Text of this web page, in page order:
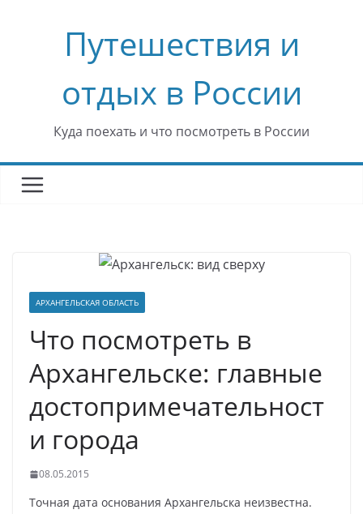
содержимомуПутешествия и
отдых в России
Куда поехать и что посмотреть в России
АРХАНГЕЛЬСКАЯ ОБЛАСТЬ
Что посмотреть в
Архангельске: главные
достопримечательност
и города
08.05.2015
Точная дата основания Архангельска неизвестна.